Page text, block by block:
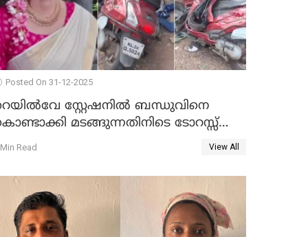
Posted On 31-12-2025
സ്റ്റേഷനിൽ ബന്ധുവിനെ
മടങ്ങുന്നതിനിടെ ടോറസ്സ്
സ്കൂട്ടറിൽ ഇടിച്ചു : യുവതിക്ക്
Read View All